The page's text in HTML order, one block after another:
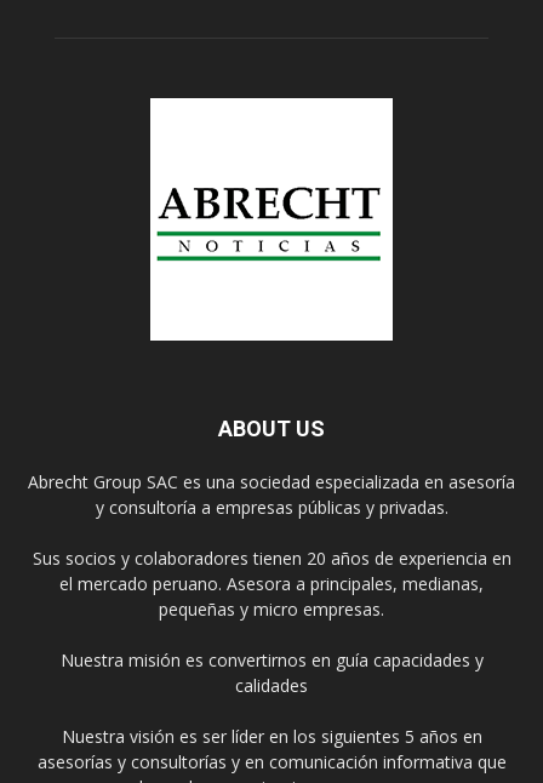
ABOUT US
Abrecht Group SAC es una sociedad especializada en asesoría
y consultoría a empresas públicas y privadas.
Sus socios y colaboradores tienen 20 años de experiencia en
el mercado peruano. Asesora a principales, medianas,
pequeñas y micro empresas.
Nuestra misión es convertirnos en guía capacidades y
calidades
Nuestra visión es ser líder en los siguientes 5 años en
asesorías y consultorías y en comunicación informativa que